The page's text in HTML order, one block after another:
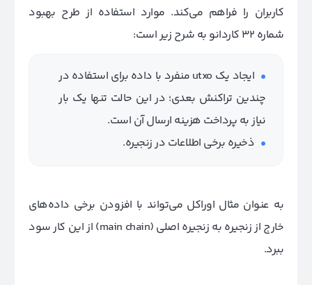
کاربران را فراهم می‌کند. موارد استفاده از طرح بهبود
شماره 32 کاردانو به شرح زیر است:
ایجاد یک utxo منفرد با داده برای استفاده در
چندین تراکنش بعدی؛ در این حالت تنها یک بار
نیاز به پرداخت هزینه ارسال آن است.
ذخیره برخی اطلاعات در زنجیره.
به عنوان مثال اوراکل می‌تواند با افزودن برخی داده‌های
خارج از زنجیره به زنجیره اصلی (main chain) از این کار سود
ببرد.